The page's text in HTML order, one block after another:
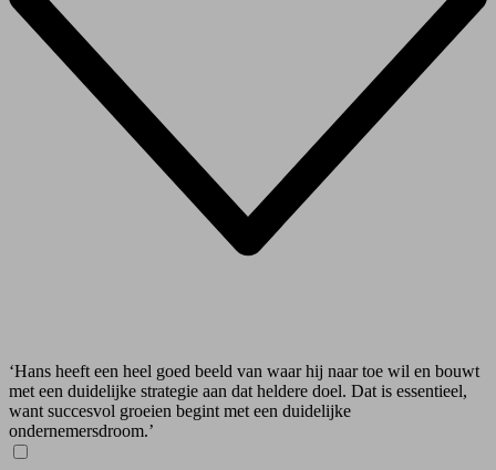
‘Hans heeft een heel goed beeld van waar hij naar toe wil en bouwt
met een duidelijke strategie aan dat heldere doel. Dat is essentieel,
want succesvol groeien begint met een duidelijke
ondernemersdroom.’